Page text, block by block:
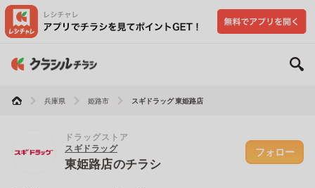
兵庫県 姫路市 スギドラッグ 東姫路店
ドラッグストア
スギドラッグ
東姫路店のチラシ
フォロー